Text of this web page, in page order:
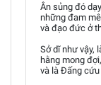
Ân sủng đó
những đam
và đạo đức ở
Sở dĩ như vậy,
hằng mong
và là Đấng cứu